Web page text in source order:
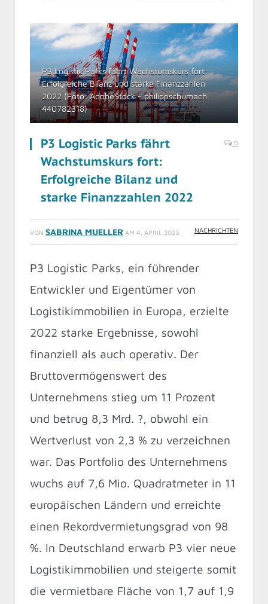
P3 Logistic Parks fährt Wachstumskurs fort:
Erfolgreiche Bilanz und starke Finanzzahlen
2022 (Foto: AdobeStock - philippschumach
440782318)
P3 Logistic Parks fährt
Wachstumskurs fort:
Erfolgreiche Bilanz und
starke Finanzzahlen 2022
0
VON SABRINA MUELLER AM 4. APRIL 2023 NACHRICHTEN
P3 Logistic Parks, ein führender
Entwickler und Eigentümer von
Logistikimmobilien in Europa, erzielte
2022 starke Ergebnisse, sowohl
finanziell als auch operativ. Der
Bruttovermögenswert des
Unternehmens stieg um 11 Prozent
und betrug 8,3 Mrd. ?, obwohl ein
Wertverlust von 2,3 % zu verzeichnen
war. Das Portfolio des Unternehmens
wuchs auf 7,6 Mio. Quadratmeter in 11
europäischen Ländern und erreichte
einen Rekordvermietungsgrad von 98
%. In Deutschland erwarb P3 vier neue
Logistikimmobilien und steigerte somit
die vermietbare Fläche von 1,7 auf 1,9